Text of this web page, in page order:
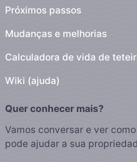
Próximos passos
Mudanças e melhorias
Calculadora de vida de
Wiki (ajuda)
Quer conhecer mais?
Vamos conversar e ver
pode ajudar a sua